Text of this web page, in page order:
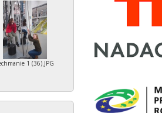
1 (36).JPG